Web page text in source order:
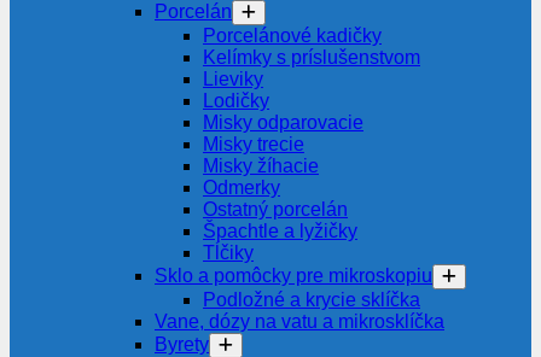
Porcelán
Porcelánové kadičky
Kelímky s príslušenstvom
Lieviky
Lodičky
Misky odparovacie
Misky trecie
Misky žíhacie
Odmerky
Ostatný porcelán
Špachtle a lyžičky
Tĺčiky
Sklo a pomôcky pre mikroskopiu
Podložné a krycie sklíčka
Vane, dózy na vatu a mikrosklíčka
Byrety